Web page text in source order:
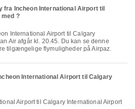
fra Incheon International Airport til
?
Air afgår kl. 20.45. Du kan se denne
tilgængelige flymuligheder på Airpaz.
International Airport til Calgary